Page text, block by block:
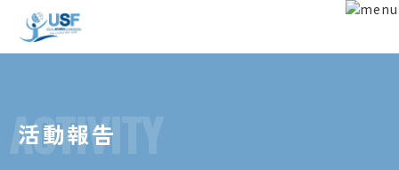
ACTIVITY
活動報告